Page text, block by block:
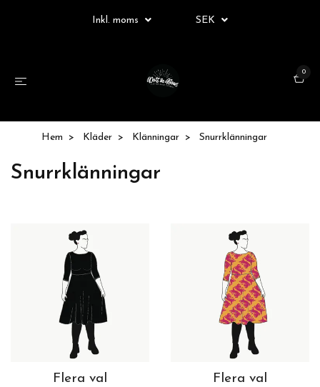
Inkl. moms SEK
0
Hem Kläder Klänningar Snurrklänningar
Snurrklänningar
Flera val Flera val